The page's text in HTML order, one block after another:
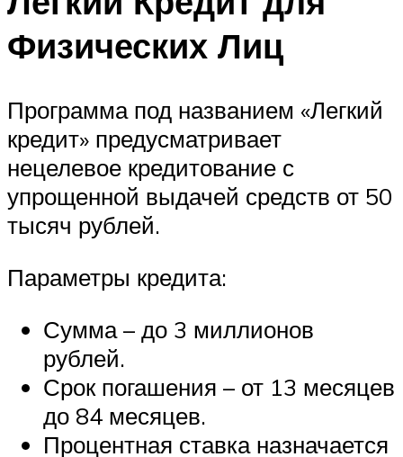
Физических Лиц
Программа под названием «Легкий
кредит» предусматривает
нецелевое кредитование с
упрощенной выдачей средств от 50
тысяч рублей.
Параметры кредита:
Сумма – до 3 миллионов
рублей.
Срок погашения – от 13 месяцев
до 84 месяцев.
Процентная ставка назначается